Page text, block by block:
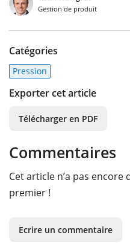
Gestion de produit
Catégories
Pression
Exporter cet article
Télécharger en PDF
Commentaires
Cet article n’a pas encore
premier !
Ecrire un commentaire